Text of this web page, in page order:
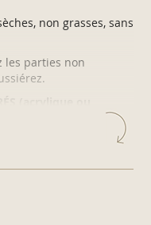
non grasses, sans
les parties non
(acrylique ou
adhérentes, égrenez
V33, pour mieux le